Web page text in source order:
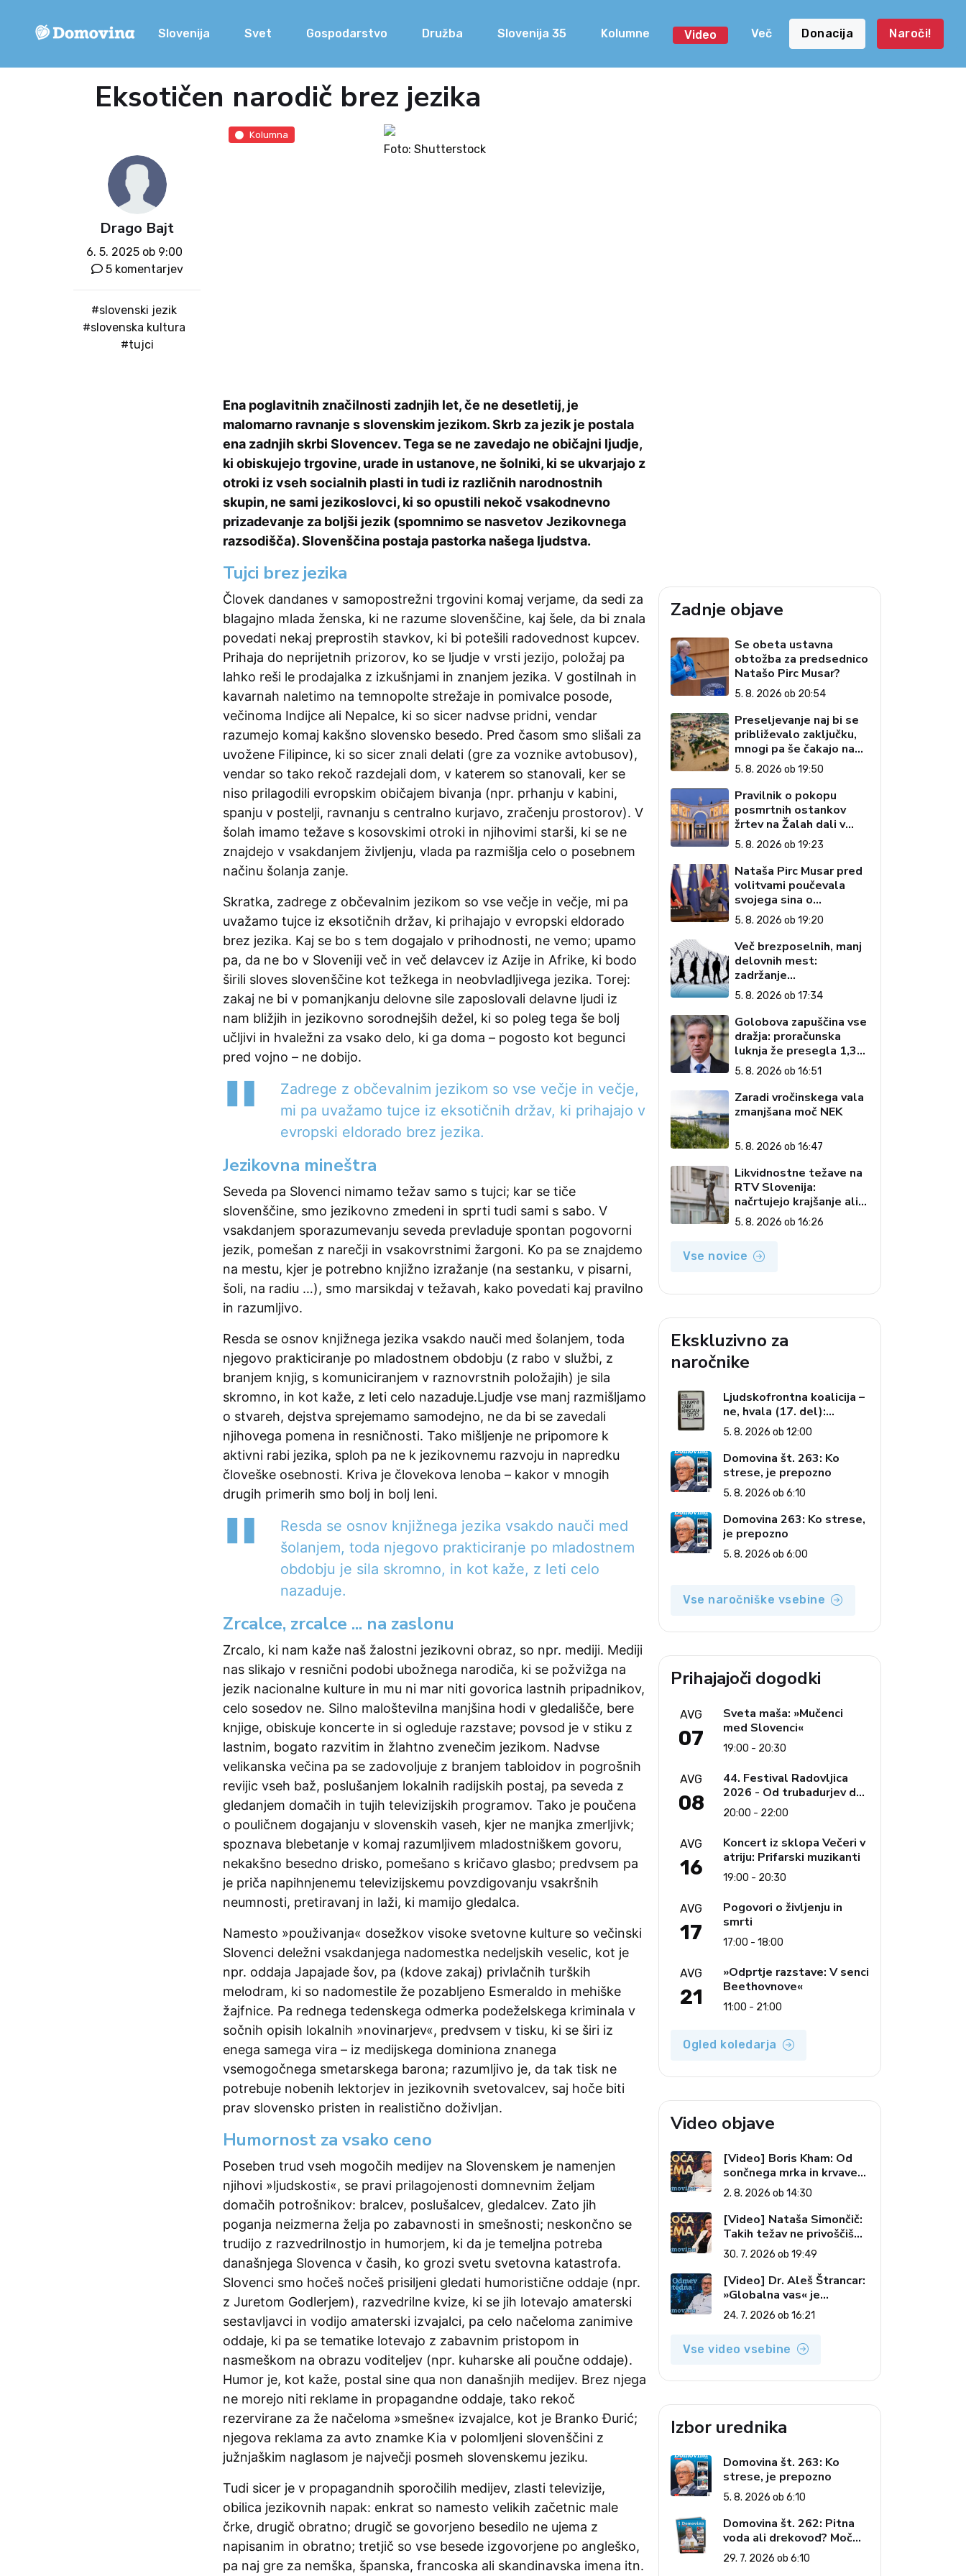
Slovenija Svet Gospodarstvo Družba Slovenija 35 Kolumne Video Več Donacija Naroči!
Eksotičen narodič brez jezika
Drago Bajt
6. 5. 2025 ob 9:00
5 komentarjev
#slovenski jezik
#slovenska kultura
#tujci
Foto: Shutterstock
Kolumna
Ena poglavitnih značilnosti zadnjih let, če ne desetletij, je
malomarno ravnanje s slovenskim jezikom. Skrb za jezik je postala
ena zadnjih skrbi Slovencev. Tega se ne zavedajo ne običajni ljudje,
ki obiskujejo trgovine, urade in ustanove, ne šolniki, ki se ukvarjajo z
otroki iz vseh socialnih plasti in tudi iz različnih narodnostnih
skupin, ne sami jezikoslovci, ki so opustili nekoč vsakodnevno
prizadevanje za boljši jezik (spomnimo se nasvetov Jezikovnega
razsodišča). Slovenščina postaja pastorka našega ljudstva.
Tujci brez jezika
Človek dandanes v samopostrežni trgovini komaj verjame, da sedi za
blagajno mlada ženska, ki ne razume slovenščine, kaj šele, da bi znala
povedati nekaj preprostih stavkov, ki bi potešili radovednost kupcev.
Prihaja do neprijetnih prizorov, ko se ljudje v vrsti jezijo, položaj pa
lahko reši le prodajalka z izkušnjami in znanjem jezika. V gostilnah in
kavarnah naletimo na temnopolte strežaje in pomivalce posode,
večinoma Indijce ali Nepalce, ki so sicer nadvse pridni, vendar
razumejo komaj kakšno slovensko besedo. Pred časom smo slišali za
uvožene Filipince, ki so sicer znali delati (gre za voznike avtobusov),
vendar so tako rekoč razdejali dom, v katerem so stanovali, ker se
niso prilagodili evropskim običajem bivanja (npr. prhanju v kabini,
spanju v postelji, ravnanju s centralno kurjavo, zračenju prostorov). V
šolah imamo težave s kosovskimi otroki in njihovimi starši, ki se ne
znajdejo v vsakdanjem življenju, vlada pa razmišlja celo o posebnem
načinu šolanja zanje.
Skratka, zadrege z občevalnim jezikom so vse večje in večje, mi pa
uvažamo tujce iz eksotičnih držav, ki prihajajo v evropski eldorado
brez jezika. Kaj se bo s tem dogajalo v prihodnosti, ne vemo; upamo
pa, da ne bo v Sloveniji več in več delavcev iz Azije in Afrike, ki bodo
širili sloves slovenščine kot težkega in neobvladljivega jezika. Torej:
zakaj ne bi v pomanjkanju delovne sile zaposlovali delavne ljudi iz
nam bližjih in jezikovno sorodnejših dežel, ki so poleg tega še bolj
učljivi in hvaležni za vsako delo, ki ga doma – pogosto kot begunci
pred vojno – ne dobijo.
Zadrege z občevalnim jezikom so vse večje in večje,
mi pa uvažamo tujce iz eksotičnih držav, ki prihajajo v
evropski eldorado brez jezika.
Jezikovna mineštra
Seveda pa Slovenci nimamo težav samo s tujci; kar se tiče
slovenščine, smo jezikovno zmedeni in sprti tudi sami s sabo. V
vsakdanjem sporazumevanju seveda prevladuje spontan pogovorni
jezik, pomešan z narečji in vsakovrstnimi žargoni. Ko pa se znajdemo
na mestu, kjer je potrebno knjižno izražanje (na sestanku, v pisarni,
šoli, na radiu …), smo marsikdaj v težavah, kako povedati kaj pravilno
in razumljivo.
Resda se osnov knjižnega jezika vsakdo nauči med šolanjem, toda
njegovo prakticiranje po mladostnem obdobju (z rabo v službi, z
branjem knjig, s komuniciranjem v raznovrstnih položajih) je sila
skromno, in kot kaže, z leti celo nazaduje.Ljudje vse manj razmišljamo
o stvareh, dejstva sprejemamo samodejno, ne da bi se zavedali
njihovega pomena in resničnosti. Tako mišljenje ne pripomore k
aktivni rabi jezika, sploh pa ne k jezikovnemu razvoju in napredku
človeške osebnosti. Kriva je človekova lenoba – kakor v mnogih
drugih primerih smo bolj in bolj leni.
Resda se osnov knjižnega jezika vsakdo nauči med
šolanjem, toda njegovo prakticiranje po mladostnem
obdobju je sila skromno, in kot kaže, z leti celo
nazaduje.
Zrcalce, zrcalce ... na zaslonu
Zrcalo, ki nam kaže naš žalostni jezikovni obraz, so npr. mediji. Mediji
nas slikajo v resnični podobi ubožnega narodiča, ki se požvižga na
jezik nacionalne kulture in mu ni mar niti govorica lastnih pripadnikov,
celo sosedov ne. Silno maloštevilna manjšina hodi v gledališče, bere
knjige, obiskuje koncerte in si ogleduje razstave; povsod je v stiku z
lastnim, bogato razvitim in žlahtno zvenečim jezikom. Nadvse
velikanska večina pa se zadovoljuje z branjem tabloidov in pogrošnih
revijic vseh baž, poslušanjem lokalnih radijskih postaj, pa seveda z
gledanjem domačih in tujih televizijskih programov. Tako je poučena
o pouličnem dogajanju v slovenskih vaseh, kjer ne manjka zmerljivk;
spoznava blebetanje v komaj razumljivem mladostniškem govoru,
nekakšno besedno drisko, pomešano s kričavo glasbo; predvsem pa
je priča napihnjenemu televizijskemu povzdigovanju vsakršnih
neumnosti, pretiravanj in laži, ki mamijo gledalca.
Namesto »použivanja« dosežkov visoke svetovne kulture so večinski
Slovenci deležni vsakdanjega nadomestka nedeljskih veselic, kot je
npr. oddaja Japajade šov, pa (kdove zakaj) privlačnih turških
melodram, ki so nadomestile že pozabljeno Esmeraldo in mehiške
žajfnice. Pa rednega tedenskega odmerka podeželskega kriminala v
sočnih opisih lokalnih »novinarjev«, predvsem v tisku, ki se širi iz
enega samega vira – iz medijskega dominiona znanega
vsemogočnega smetarskega barona; razumljivo je, da tak tisk ne
potrebuje nobenih lektorjev in jezikovnih svetovalcev, saj hoče biti
prav slovensko pristen in realistično doživljan.
Humornost za vsako ceno
Poseben trud vseh mogočih medijev na Slovenskem je namenjen
njihovi »ljudskosti«, se pravi prilagojenosti domnevnim željam
domačih potrošnikov: bralcev, poslušalcev, gledalcev. Zato jih
poganja neizmerna želja po zabavnosti in smešnosti; neskončno se
trudijo z razvedrilnostjo in humorjem, ki da je temeljna potreba
današnjega Slovenca v časih, ko grozi svetu svetovna katastrofa.
Slovenci smo hočeš nočeš prisiljeni gledati humoristične oddaje (npr.
z Juretom Godlerjem), razvedrilne kvize, ki se jih lotevajo amaterski
sestavljavci in vodijo amaterski izvajalci, pa celo načeloma zanimive
oddaje, ki pa se tematike lotevajo z zabavnim pristopom in
nasmeškom na obrazu voditeljev (npr. kuharske ali poučne oddaje).
Humor je, kot kaže, postal sine qua non današnjih medijev. Brez njega
ne morejo niti reklame in propagandne oddaje, tako rekoč
rezervirane za že načeloma »smešne« izvajalce, kot je Branko Đurić;
njegova reklama za avto znamke Kia v polomljeni slovenščini z
južnjaškim naglasom je največji posmeh slovenskemu jeziku.
Tudi sicer je v propagandnih sporočilih medijev, zlasti televizije,
obilica jezikovnih napak: enkrat so namesto velikih začetnic male
črke, drugič obratno; drugič se govorjeno besedilo ne ujema z
napisanim in obratno; tretjič so vse besede izgovorjene po angleško,
pa naj gre za nemška, španska, francoska ali skandinavska imena itn.
Zadnje objave
Se obeta ustavna
obtožba za predsednico
Natašo Pirc Musar?
5. 8. 2026 ob 20:54
Preseljevanje naj bi se
približevalo zaključku,
mnogi pa še čakajo na
domove
5. 8. 2026 ob 19:50
Pravilnik o pokopu
posmrtnih ostankov
žrtev na Žalah dali v
javno razpravo
5. 8. 2026 ob 19:23
Nataša Pirc Musar pred
volitvami poučevala
svojega sina o
pripenjanju na zadnjem
sedežu
5. 8. 2026 ob 19:20
Več brezposelnih, manj
delovnih mest:
zadržanje
interventnega zakona
podaljšuje negotovost
5. 8. 2026 ob 17:34
Golobova zapuščina vse
dražja: proračunska
luknja že presegla 1,3
milijarde evrov
5. 8. 2026 ob 16:51
Zaradi vročinskega vala
zmanjšana moč NEK
5. 8. 2026 ob 16:47
Likvidnostne težave na
RTV Slovenija:
načrtujejo krajšanje ali
ukinitev oddaj in nižji
doseg vsebin
5. 8. 2026 ob 16:26
Vse novice
Ekskluzivno za
naročnike
Ljudskofrontna koalicija –
ne, hvala (17. del):
Priprave na sestop z
oblasti – dvorska
opozicija 6: Gramsci na
delu: Revija 2000 in
revolucionarna izvotlitev
krščanstva
5. 8. 2026 ob 12:00
Domovina št. 263: Ko
strese, je prepozno
5. 8. 2026 ob 6:10
Domovina 263: Ko strese,
je prepozno
5. 8. 2026 ob 6:00
Vse naročniške vsebine
Prihajajoči dogodki
AVG
07
Sveta maša: »Mučenci
med Slovenci«
19:00 - 20:30
AVG
08
44. Festival Radovljica
2026 - Od trubadurjev do
Brahmsa
20:00 - 22:00
AVG
16
Koncert iz sklopa Večeri v
atriju: Prifarski muzikanti
19:00 - 20:30
AVG
17
Pogovori o življenju in
smrti
17:00 - 18:00
AVG
21
»Odprtje razstave: V senci
Beethovnove«
11:00 - 21:00
Ogled koledarja
Video objave
[Video] Boris Kham: Od
sončnega mrka in krvave
lune do slovenskih
pečatov v vesolju (Vroča
tema, 2. 8. 2026)
2. 8. 2026 ob 14:30
[Video] Nataša Simončič:
Takih težav ne privoščiš
nikomur (Vroča tema, 30.
7. 2026)
30. 7. 2026 ob 19:49
[Video] Dr. Aleš Štrancar:
»Globalna vas« je
zatiranje vseh (Odmev
tedna, 24. 7. 2026)
24. 7. 2026 ob 16:21
Vse video vsebine
Izbor urednika
Domovina št. 263: Ko
strese, je prepozno
5. 8. 2026 ob 6:10
Domovina št. 262: Pitna
voda ali drekovod? Moč
omrežja interesov
29. 7. 2026 ob 6:10